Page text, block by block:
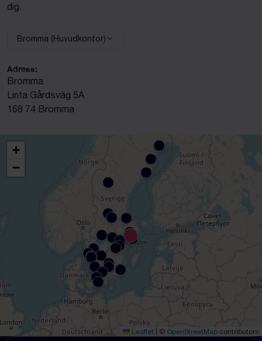
dig.
Välj anläggning:
Bromma (Huvudkontor)
Adress:
Bromma
Linta Gårdsväg 5A
168 74 Bromma
+
−
Leaflet | © OpenStreetMap contributors